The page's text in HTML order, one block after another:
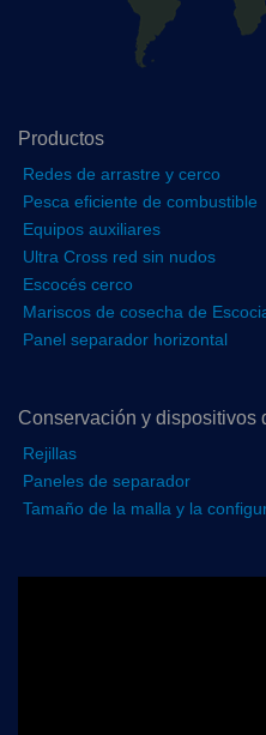
Productos
Redes de arrastre y cerco
Pesca eficiente de combustible
Equipos auxiliares
Ultra Cross red sin nudos
Escocés cerco
Mariscos de cosecha de
Panel separador horizontal
Conservación y dispositivos
Rejillas
Paneles de separador
Tamaño de la malla y la